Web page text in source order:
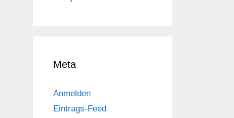
Meta
Anmelden
Eintrags-Feed